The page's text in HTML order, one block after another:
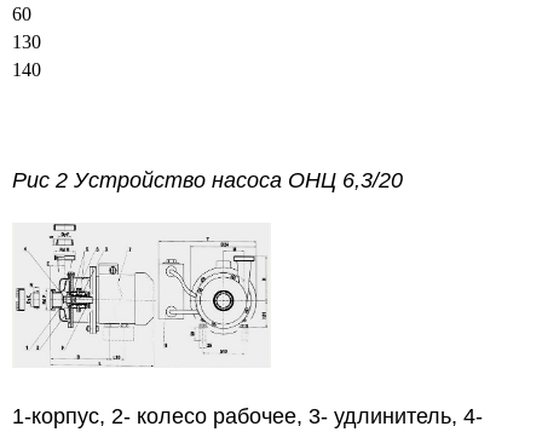
60
130
140
Рис 2 Устройство насоса ОНЦ 6,3/20
1-корпус, 2- колесо рабочее, 3- удлинитель, 4-